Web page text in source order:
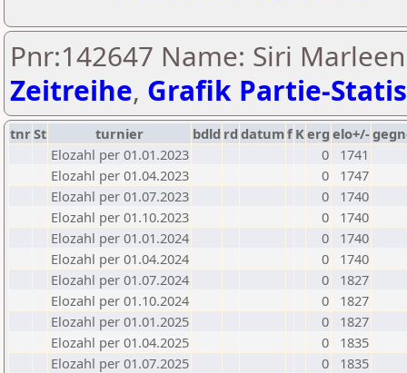
Pnr:142647 Name: Siri
Zeitreihe, Grafik Partie-
tnrSt turnier bdld rd datumf Kerg elo+/-
Elozahl per 01.01.2023
0
1741
Elozahl per 01.04.2023
0
1747
Elozahl per 01.07.2023
0
1740
Elozahl per 01.10.2023
0
1740
Elozahl per 01.01.2024
0
1740
Elozahl per 01.04.2024
0
1740
Elozahl per 01.07.2024
0
1827
Elozahl per 01.10.2024
0
1827
Elozahl per 01.01.2025
0
1827
Elozahl per 01.04.2025
0
1835
Elozahl per 01.07.2025
0
1835